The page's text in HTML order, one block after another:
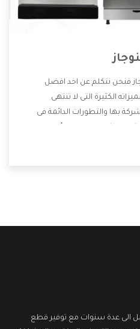
فنحن نتكلم عن احد افضل
الكثيرة التى لا تنتهى
بها والتطورات الدائمة فى
الافضل لها وسنوضح لكم
الى عدة سنوات مع توفير قطع